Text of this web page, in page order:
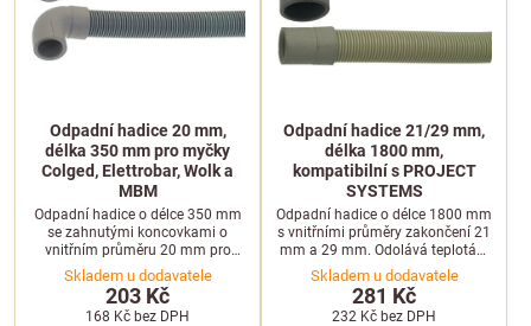
Odpadní hadice 20 mm,
délka 350 mm pro myčky
Colged, Elettrobar, Wolk a
MBM
Odpadní hadice o délce 350 mm
se zahnutými koncovkami o
vnitřním průměru 20 mm pro
profesionální myčky Colged,
Elettrobar, Wolk a MBM.
Skladem u dodavatele
203 Kč
168 Kč bez DPH
Odpadní hadice 21/29 mm,
délka 1800 mm,
kompatibilní s PROJECT
SYSTEMS
Odpadní hadice o délce 1800 mm
s vnitřními průměry zakončení 21
mm a 29 mm. Odolává teplotám
do 90 °C a je kompatibilní s
myčkami PROJECT SYSTEMS.
Skladem u dodavatele
281 Kč
232 Kč bez DPH